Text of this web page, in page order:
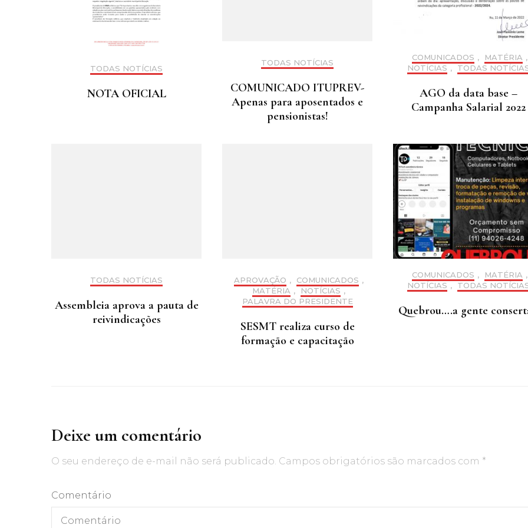
TODAS NOTÍCIAS
NOTA OFICIAL
TODAS NOTÍCIAS
COMUNICADO ITUPREV-
Apenas para aposentados e
pensionistas!
COMUNICADOS , MATÉRIA ,
NOTÍCIAS , TODAS
AGO da data base –
Campanha Salarial 2022
TODAS NOTÍCIAS
Assembleia aprova a pauta de
reivindicações
APROVAÇÃO , COMUNICADOS ,
MATÉRIA , NOTÍCIAS ,
PALAVRA DO PRESIDENTE
SESMT realiza curso de
formação e capacitação
COMUNICADOS , MATÉRIA ,
NOTÍCIAS , TODAS
Quebrou….a gente
Deixe um comentário
O seu endereço de e-mail não será publicado. Campos obrigatórios são marcados com *
Comentário